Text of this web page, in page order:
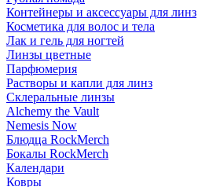
Контейнеры и аксессуары для линз
Косметика для волос и тела
Лак и гель для ногтей
Линзы цветные
Парфюмерия
Растворы и капли для линз
Склеральные линзы
Alchemy the Vault
Nemesis Now
Блюдца RockMerch
Бокалы RockMerch
Календари
Ковры